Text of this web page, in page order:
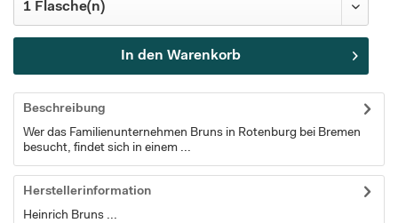
In den Warenkorb
Beschreibung
Wer das Familienunternehmen Bruns in Rotenburg bei Bremen
besucht, findet sich in einem ...
Herstellerinformation
Heinrich Bruns ...